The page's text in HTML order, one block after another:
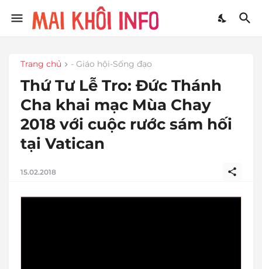
Trang chủ - Giáo hội-Sống đạo
Thứ Tư Lễ Tro: Đức Thánh
Cha khai mạc Mùa Chay
2018 với cuộc rước sám hối
tại Vatican
15.02.2018